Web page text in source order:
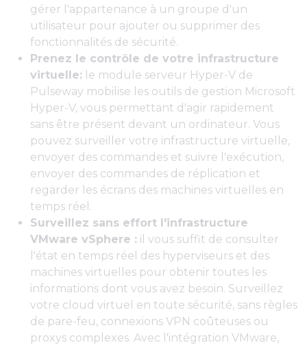
gérer l'appartenance à un groupe d'un
utilisateur pour ajouter ou supprimer des
fonctionnalités de sécurité.
Prenez le contrôle de votre infrastructure
virtuelle: le module serveur Hyper-V de
Pulseway mobilise les outils de gestion Microsoft
Hyper-V, vous permettant d'agir rapidement
sans être présent devant un ordinateur. Vous
pouvez surveiller votre infrastructure virtuelle,
envoyer des commandes et suivre l'exécution,
envoyer des commandes de réplication et
regarder les écrans des machines virtuelles en
temps réel.
Surveillez sans effort l'infrastructure
VMware vSphere : il vous suffit de consulter
l'état en temps réel des hyperviseurs et des
machines virtuelles pour obtenir toutes les
informations dont vous avez besoin. Surveillez
votre cloud virtuel en toute sécurité, sans règles
de pare-feu, connexions VPN coûteuses ou
proxys complexes. Avec l'intégration VMware,